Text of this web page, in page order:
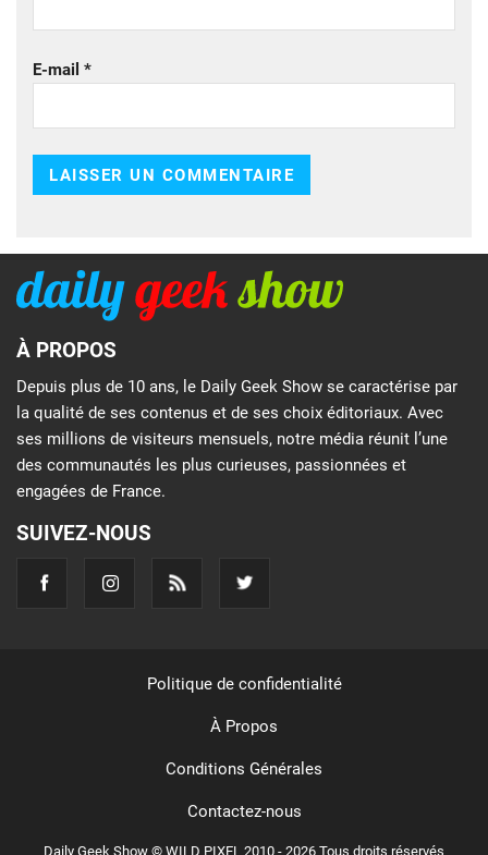
E-mail *
À PROPOS
Depuis plus de 10 ans, le Daily Geek Show se caractérise par
la qualité de ses contenus et de ses choix éditoriaux. Avec
ses millions de visiteurs mensuels, notre média réunit l’une
des communautés les plus curieuses, passionnées et
engagées de France.
SUIVEZ-NOUS
Daily Geek Show © WILD PIXEL 2010 - 2026 Tous droits réservés
Politique de confidentialité
À Propos
Conditions Générales
Contactez-nous